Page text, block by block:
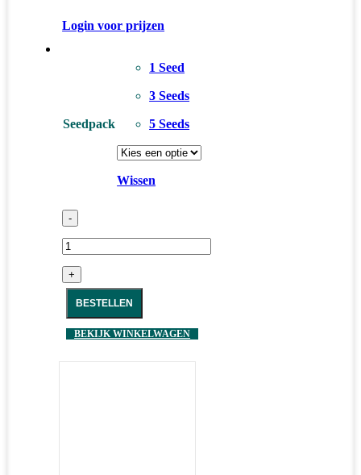
Login voor prijzen
Seedpack
1 Seed
3 Seeds
5 Seeds
Wissen
-
+
BESTELLEN
BEKIJK WINKELWAGEN